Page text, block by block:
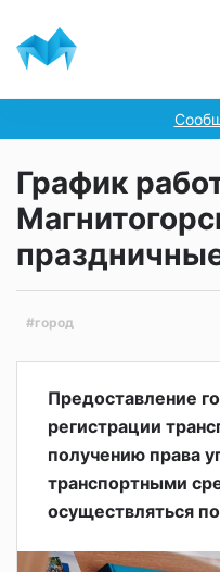
График
#город
Предоставление
регистрации
получению права
транспортными
осуществляться